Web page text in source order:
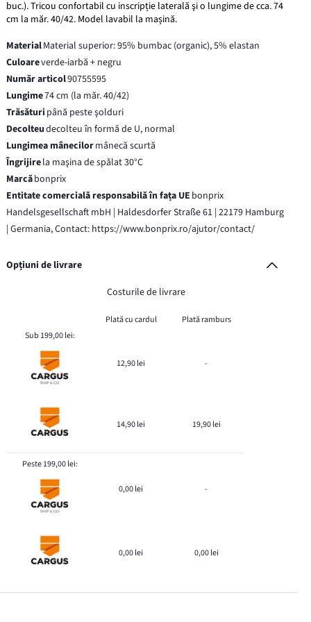
buc.). Tricou confortabil cu inscripție laterală şi o lungime de cca. 74
cm la măr. 40/42. Model lavabil la mașină.
MaterialMaterial superior: 95% bumbac (organic), 5% elastan
Culoareverde-iarbă + negru
Număr articol90755595
Lungime74 cm (la măr. 40/42)
Trăsături până peste şolduri
Decolteudecolteu în formă de U, normal
Lungimea mânecilormânecă scurtă
Îngrijirela maşina de spălat 30°C
Marcăbonprix
Entitate comercială responsabilă în fața UE bonprix
Handelsgesellschaft mbH | Haldesdorfer Straße 61 | 22179 Hamburg
| Germania, Contact: https://www.bonprix.ro/ajutor/contact/
Opțiuni de livrare
Costurile de livrare
Plată cu cardul
Plată ramburs
Sub 199,00 lei:
12,90 lei -
14,90 lei 19,90 lei
Peste 199,00 lei:
0,00 lei -
0,00 lei 0,00 lei